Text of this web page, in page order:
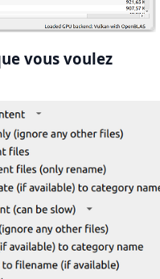
vous voulez